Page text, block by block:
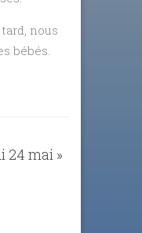
nous
bébés.
24 mai »